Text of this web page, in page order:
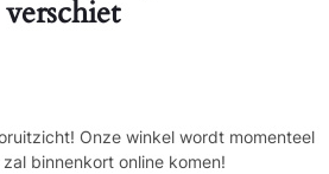
verschiet
Onze winkel wordt momenteel
binnenkort online komen!